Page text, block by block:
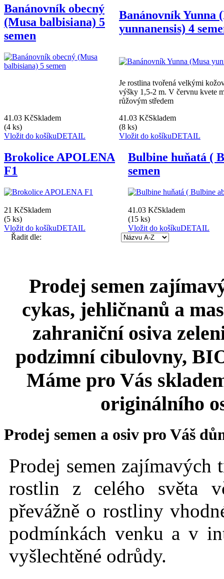
Banánovník obecný
(Musa balbisiana) 5
semen
Banánovník Yunna
yunnanensis) 4
Je rostlina tvořená velkými
výšky 1,5-2 m. V červnu kvete
růžovým středem
41.03 KčSkladem
(4 ks)
Vložit do košíkuDETAIL
41.03 KčSkladem
(8 ks)
Vložit do košíkuDETAIL
Brokolice APOLENA
F1
Bulbine huňatá (
semen
21 KčSkladem
(5 ks)
Vložit do košíkuDETAIL
41.03 KčSkladem
(15 ks)
Vložit do košíkuDETAIL
Řadit dle:
Prodej semen
cykas, jehličnanů a
zahraniční osiva
podzimní cibulovny,
Máme pro Vás
originálního
Prodej semen a osiv pro Váš
Prodej semen
rostlin z celého světa
převážně o rostliny
podmínkách venku a v
vyšlechtěné odrůdy.